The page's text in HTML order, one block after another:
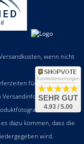
, wenn nicht
für andere Länder
Versandinformationen
und
dazu kommen, dass die
wird.
Kundenbewertungen
SEHR GUT
4.93 / 5.00